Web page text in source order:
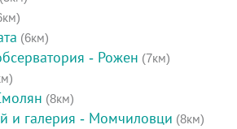
(6км)
- Рожен (7км)
(8км)
и галерия - Момчиловци (8км)